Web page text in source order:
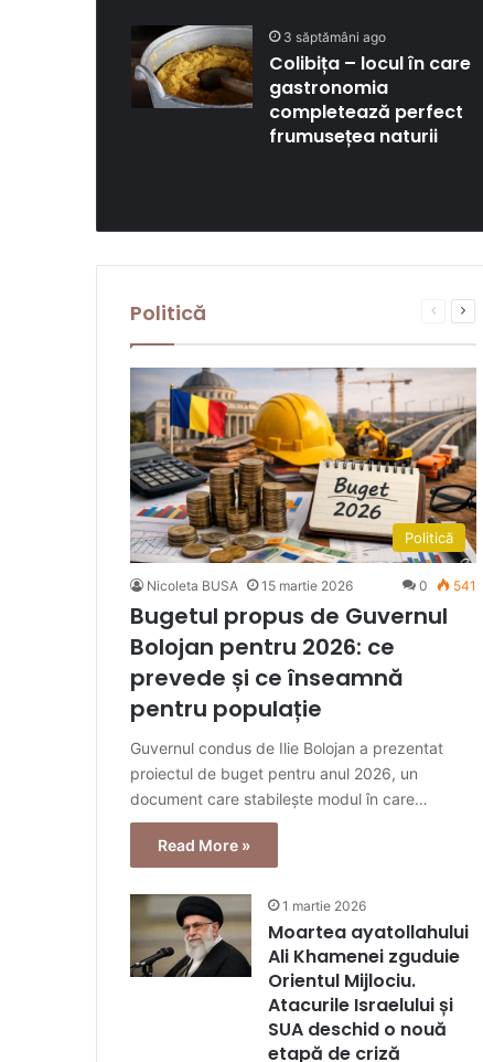
3 săptămâni ago
Colibița – locul în care
gastronomia
completează perfect
frumusețea naturii
Politică
Previous
Politică
Nicoleta BUSA 15 martie 2026 0 541
Bugetul propus de Guvernul
Bolojan pentru 2026: ce
prevede și ce înseamnă
pentru populație
Guvernul condus de Ilie Bolojan a prezentat
proiectul de buget pentru anul 2026, un
document care stabilește modul în care…
Read More »
1 martie 2026
Moartea ayatollahului
Ali Khamenei zguduie
Orientul Mijlociu.
Atacurile Israelului și
SUA deschid o nouă
etapă de criză